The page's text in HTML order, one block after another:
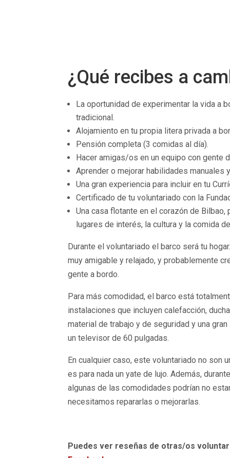
¿Qué recibes a
La oportunidad de experimentar la vida a
tradicional.
Alojamiento en tu propia litera privada a
Pensión completa (3 comidas al día).
Hacer amigas/os en un equipo con gente
Aprender o mejorar habilidades manuales
Una gran experiencia para incluir en tu
Certificado de tu voluntariado con la
Una casa flotante en el corazón de
lugares de interés, la cultura y la comida
Durante el voluntariado el barco será tu
muy amigable y relajado, y probablemente
gente a bordo.
Para más comodidad, el barco está
instalaciones que incluyen calefacción,
material de trabajo y de seguridad y una
un televisor de 60 pulgadas.
En cualquier caso, este voluntariado no son
es para nada un yate de lujo. Además,
algunas de las comodidades podrían no
necesitamos repararlas o mejorarlas.
Puedes ver reseñas de otras/os